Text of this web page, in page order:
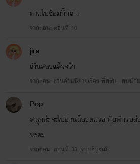
ตามไปซ้อมกิ๊กเก่า
จากตอน: ตอนที่ 10
jira
เกินสองแล้วจร้า
จากตอน: ชวนอ่านนิยายเรื่อง พี่ครับ...คบนักม
Pop
สนุกค่ะ จะไปอ่านน้องหมวย กับพักรบต่
นะคะ
จากตอน: ตอนที่ 33 (จบบริบูรณ์)​